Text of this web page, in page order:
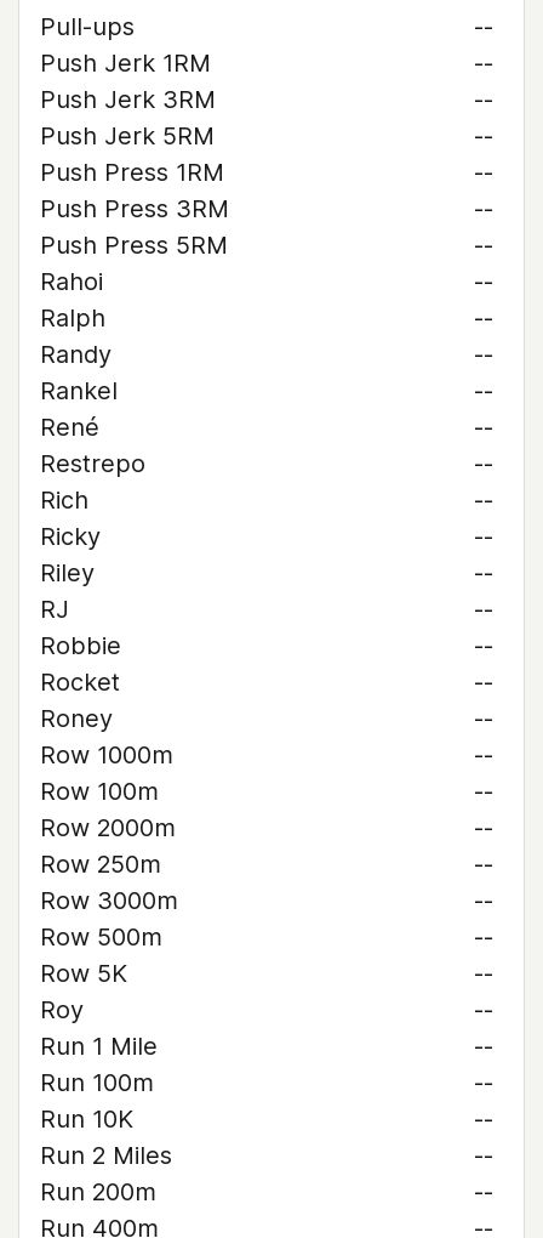
Pull-ups
--
Push Jerk 1RM
--
Push Jerk 3RM
--
Push Jerk 5RM
--
Push Press 1RM
--
Push Press 3RM
--
Push Press 5RM
--
Rahoi
--
Ralph
--
Randy
--
Rankel
--
René
--
Restrepo
--
Rich
--
Ricky
--
Riley
--
RJ
--
Robbie
--
Rocket
--
Roney
--
Row 1000m
--
Row 100m
--
Row 2000m
--
Row 250m
--
Row 3000m
--
Row 500m
--
Row 5K
--
Roy
--
Run 1 Mile
--
Run 100m
--
Run 10K
--
Run 2 Miles
--
Run 200m
--
Run 400m
--